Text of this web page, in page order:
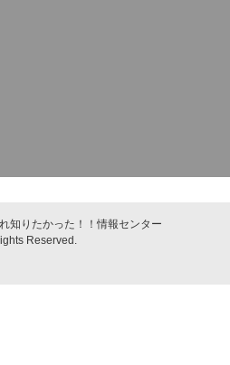
知りたかった！！情報センター
Reserved.